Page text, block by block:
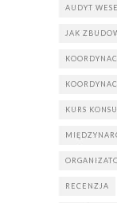
AUDYT
JAK
KURS
RECENZJA